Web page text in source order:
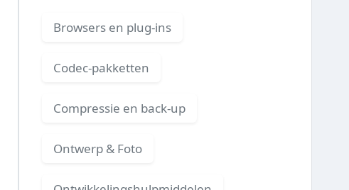
Browsers en plug-ins
Codec-pakketten
Compressie en back-up
Ontwerp & Foto